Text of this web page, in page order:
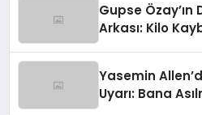
Gupse
Arkası: Kilo
Yasemin
Uyarı: Bana